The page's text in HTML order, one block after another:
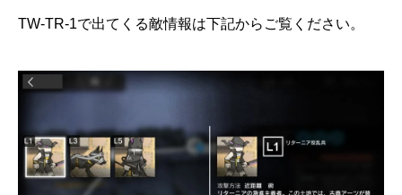
TW-TR-1で出てくる敵情報は下記からご覧ください。